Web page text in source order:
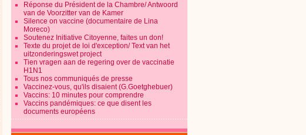
Réponse du Président de la Chambre/ Antwoord
van de Voorzitter van de Kamer
Silence on vaccine (documentaire de Lina
Moreco)
Soutenez Initiative Citoyenne, faites un don!
Texte du projet de loi d'exception/ Text van het
uitzonderingswet project
Tien vragen aan de regering over de vaccinatie
H1N1
Tous nos communiqués de presse
Vaccinez-vous, qu'ils disaient (G.Goetghebuer)
Vaccins: 10 minutes pour comprendre
Vaccins pandémiques: ce que disent les
documents européens